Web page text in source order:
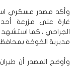
وأكد مصدر عسكري
غارة على مزرعة
الجراحي ، كما
مديرية الخوخة
وأوضح المصدر أن